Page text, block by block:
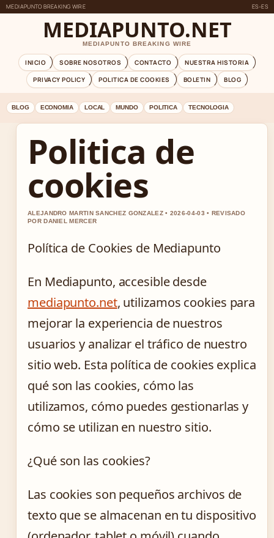
MEDIAPUNTO BREAKING WIRE ES-ES
MEDIAPUNTO.NET
MEDIAPUNTO BREAKING WIRE
INICIO SOBRE NOSOTROS CONTACTO
NUESTRA HISTORIA
PRIVACY POLICY
POLITICA DE COOKIES BOLETIN BLOG
BLOG ECONOMIA LOCAL MUNDO POLITICA TECNOLOGIA
Politica de
cookies
ALEJANDRO MARTIN SANCHEZ GONZALEZ • 2026-04-03 • REVISADO
POR DANIEL MERCER
Política de Cookies de Mediapunto
En Mediapunto, accesible desde
mediapunto.net, utilizamos cookies para
mejorar la experiencia de nuestros
usuarios y analizar el tráfico de nuestro
sitio web. Esta política de cookies explica
qué son las cookies, cómo las
utilizamos, cómo puedes gestionarlas y
cómo se utilizan en nuestro sitio.
¿Qué son las cookies?
Las cookies son pequeños archivos de
texto que se almacenan en tu dispositivo